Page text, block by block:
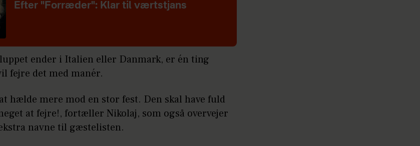
Efter "Forræder": Klar til værtstjans
ender i Italien eller Danmark, er én ting
fejre det med manér.
hælde mere mod en stor fest. Den skal have fuld
at fejre!, fortæller Nikolaj, som også overvejer
navne til gæstelisten.